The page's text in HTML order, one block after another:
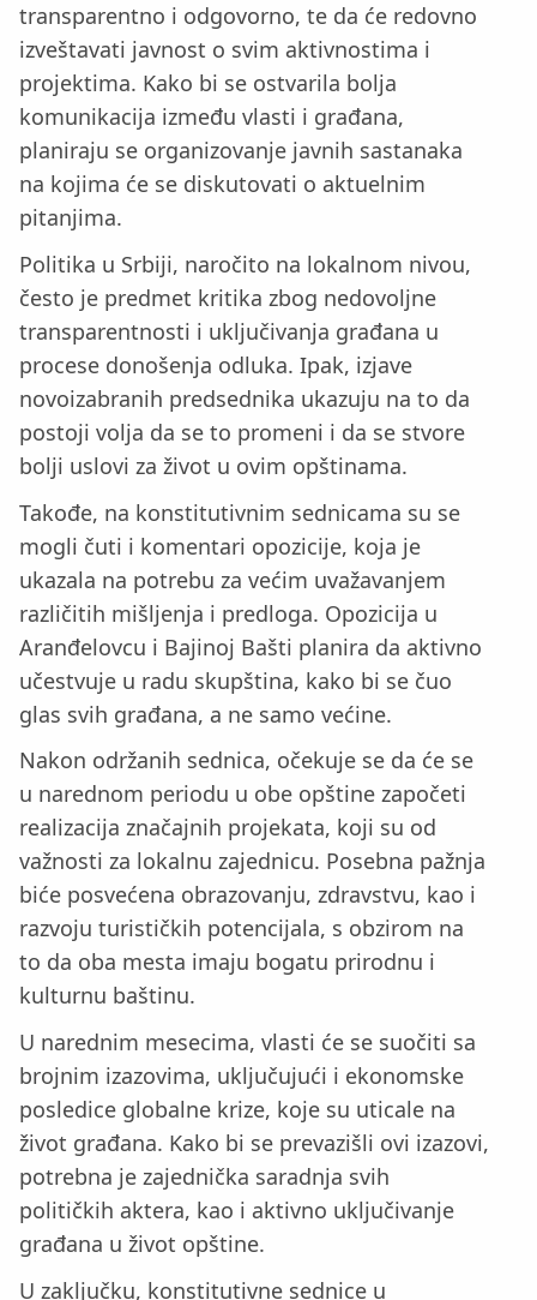
transparentno i odgovorno, te da će redovno
izveštavati javnost o svim aktivnostima i
projektima. Kako bi se ostvarila bolja
komunikacija između vlasti i građana,
planiraju se organizovanje javnih sastanaka
na kojima će se diskutovati o aktuelnim
pitanjima.
Politika u Srbiji, naročito na lokalnom nivou,
često je predmet kritika zbog nedovoljne
transparentnosti i uključivanja građana u
procese donošenja odluka. Ipak, izjave
novoizabranih predsednika ukazuju na to da
postoji volja da se to promeni i da se stvore
bolji uslovi za život u ovim opštinama.
Takođe, na konstitutivnim sednicama su se
mogli čuti i komentari opozicije, koja je
ukazala na potrebu za većim uvažavanjem
različitih mišljenja i predloga. Opozicija u
Aranđelovcu i Bajinoj Bašti planira da aktivno
učestvuje u radu skupština, kako bi se čuo
glas svih građana, a ne samo većine.
Nakon održanih sednica, očekuje se da će se
u narednom periodu u obe opštine započeti
realizacija značajnih projekata, koji su od
važnosti za lokalnu zajednicu. Posebna pažnja
biće posvećena obrazovanju, zdravstvu, kao i
razvoju turističkih potencijala, s obzirom na
to da oba mesta imaju bogatu prirodnu i
kulturnu baštinu.
U narednim mesecima, vlasti će se suočiti sa
brojnim izazovima, uključujući i ekonomske
posledice globalne krize, koje su uticale na
život građana. Kako bi se prevazišli ovi izazovi,
potrebna je zajednička saradnja svih
političkih aktera, kao i aktivno uključivanje
građana u život opštine.
U zaključku, konstitutivne sednice u